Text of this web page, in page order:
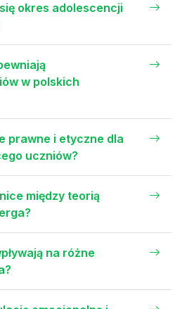
okres adolescencji
w polskich
prawne i etyczne dla
uczniów?
między teorią
na różne